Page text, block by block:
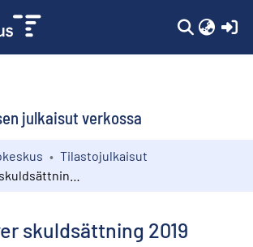
julkaisut verkossa
Tilastojulkaisut
skuldsättning 2019